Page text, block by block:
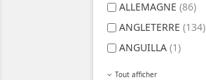
ALLEMAGNE (86)
ANGLETERRE (134)
ANGUILLA (1)
Tout afficher